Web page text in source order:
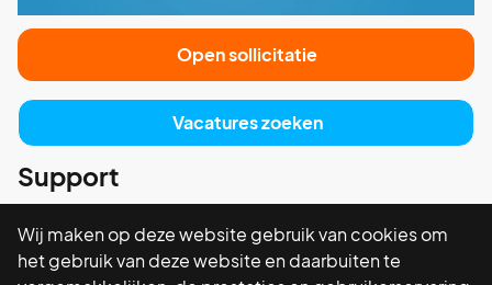
Open sollicitatie
Vacatures zoeken
Support
Navigatie
Wij maken op deze website gebruik van cookies om
het gebruik van deze website en daarbuiten te